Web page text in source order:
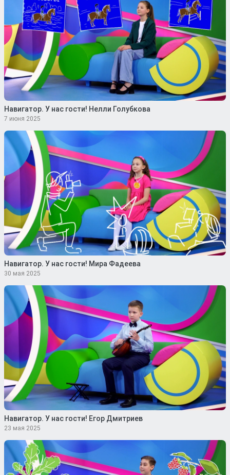
Навигатор. У нас гости! Нелли Голубкова
7 июня 2025
Навигатор. У нас гости! Мира Фадеева
30 мая 2025
Навигатор. У нас гости! Егор Дмитриев
23 мая 2025